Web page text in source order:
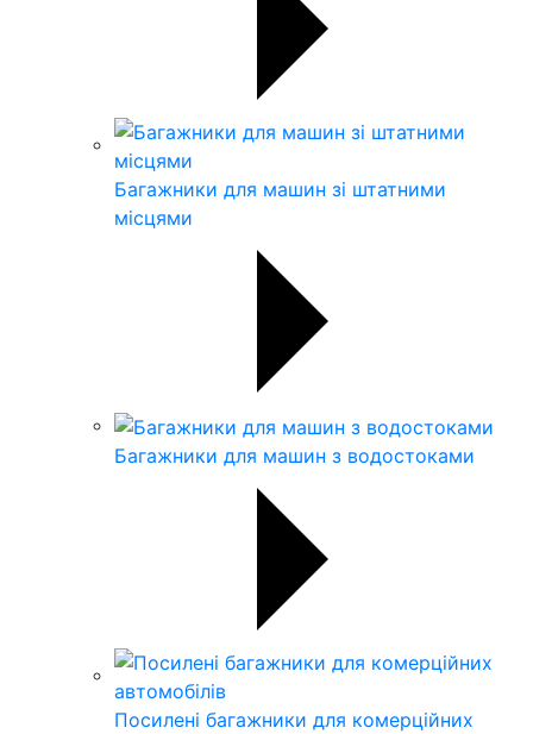
Багажники для машин зі штатними
місцями
Багажники для машин з водостоками
Посилені багажники для комерційних